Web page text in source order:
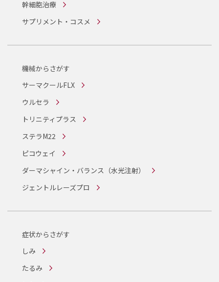
幹細胞治療
サプリメント・コスメ
機械からさがす
サーマクールFLX
ウルセラ
トリニティプラス
ステラM22
ピコウェイ
ダーマシャイン・バランス （水光注射）
ジェントルレーズプロ
症状からさがす
しみ
たるみ